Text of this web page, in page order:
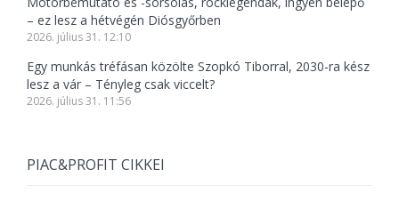
– ez lesz a hétvégén Diósgyőrben
2026. július 31. 12:10
Egy munkás tréfásan közölte Szopkó Tiborral, 2030-ra kész
lesz a vár – Tényleg csak viccelt?
2026. július 31. 11:56
PIAC&PROFIT CIKKEI